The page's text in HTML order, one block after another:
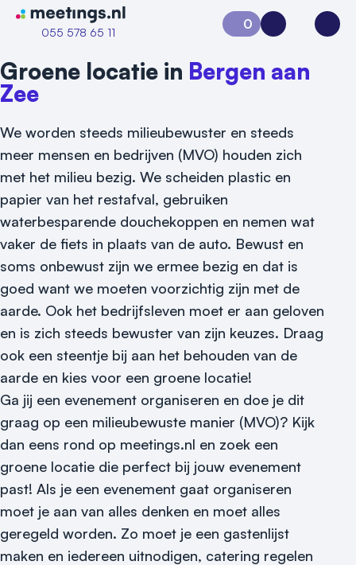
Naar home van Meetings
055 578 65 11
Vraag locatie aan
Locatiegids
Meld locatie aan
Nieuws
Reviews (5⭐️)
Contact
0
Aanvraag 0Inloggen
Groene locatie in Bergen aan
Zee
We worden steeds milieubewuster en steeds
meer mensen en bedrijven (MVO) houden zich
met het milieu bezig. We scheiden plastic en
papier van het restafval, gebruiken
waterbesparende douchekoppen en nemen wat
vaker de fiets in plaats van de auto. Bewust en
soms onbewust zijn we ermee bezig en dat is
goed want we moeten voorzichtig zijn met de
aarde. Ook het bedrijfsleven moet er aan geloven
en is zich steeds bewuster van zijn keuzes. Draag
ook een steentje bij aan het behouden van de
aarde en kies voor een groene locatie!
Ga jij een evenement organiseren en doe je dit
graag op een milieubewuste manier (MVO)? Kijk
dan eens rond op meetings.nl en zoek een
groene locatie die perfect bij jouw evenement
past! Als je een evenement gaat organiseren
moet je aan van alles denken en moet alles
geregeld worden. Zo moet je een gastenlijst
maken en iedereen uitnodigen, catering regelen